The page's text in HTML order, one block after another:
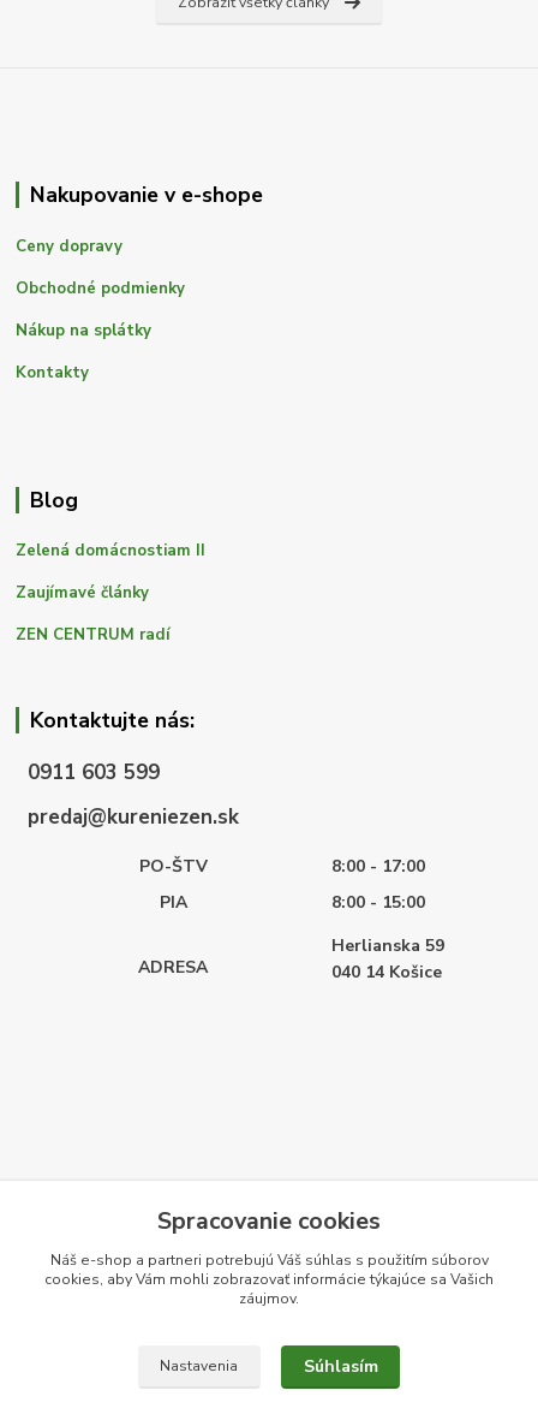
Nakupovanie v e-shope
Ceny dopravy
Obchodné podmienky
Nákup na splátky
Kontakty
Blog
Zelená domácnostiam II
Zaujímavé články
ZEN CENTRUM radí
Kontaktujte nás:
0911 603 599
predaj@kureniezen.sk
PO-ŠTV
8:00 - 17:00
PIA
8:00 - 15:00
ADRESA
Herlianska 59
040 14 Košice
Spracovanie cookies
Náš e-shop a partneri potrebujú Váš súhlas s použitím súborov
cookies, aby Vám mohli zobrazovať informácie týkajúce sa Vašich
záujmov.
Nastavenia Súhlasím